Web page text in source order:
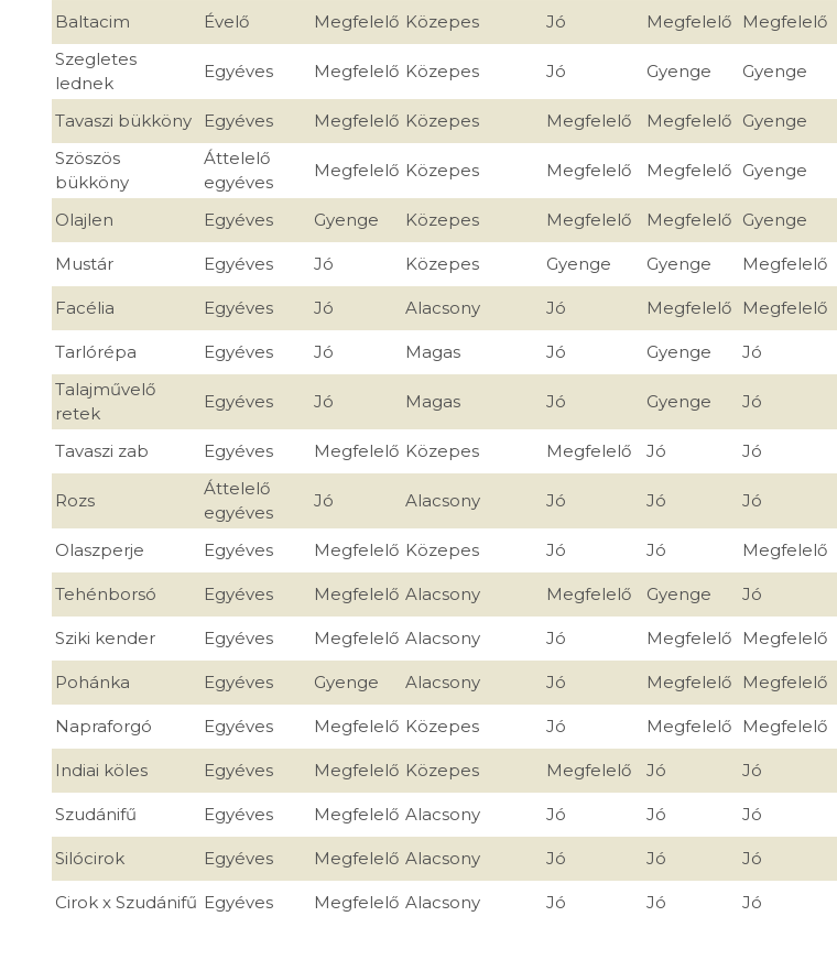
Baltacim Évelő Megfelelő Közepes Jó Megfelelő Megfelelő
Szegletes
lednek
Egyéves Megfelelő Közepes Jó Gyenge Gyenge
Tavaszi bükköny Egyéves Megfelelő Közepes Megfelelő Megfelelő Gyenge
Szöszös
bükköny
Áttelelő
egyéves
Megfelelő Közepes Megfelelő Megfelelő Gyenge
Olajlen Egyéves Gyenge Közepes Megfelelő Megfelelő Gyenge
Mustár Egyéves Jó Közepes Gyenge Gyenge Megfelelő
Facélia Egyéves Jó Alacsony Jó Megfelelő Megfelelő
Tarlórépa Egyéves Jó Magas Jó Gyenge Jó
Talajművelő
retek
Egyéves Jó Magas Jó Gyenge Jó
Tavaszi zab Egyéves Megfelelő Közepes Megfelelő Jó Jó
Rozs
Áttelelő
egyéves
Jó Alacsony Jó Jó Jó
Olaszperje Egyéves Megfelelő Közepes Jó Jó Megfelelő
Tehénborsó Egyéves Megfelelő Alacsony Megfelelő Gyenge Jó
Sziki kender Egyéves Megfelelő Alacsony Jó Megfelelő Megfelelő
Pohánka Egyéves Gyenge Alacsony Jó Megfelelő Megfelelő
Napraforgó Egyéves Megfelelő Közepes Jó Megfelelő Megfelelő
Indiai köles Egyéves Megfelelő Közepes Megfelelő Jó Jó
Szudánifű Egyéves Megfelelő Alacsony Jó Jó Jó
Silócirok Egyéves Megfelelő Alacsony Jó Jó Jó
Cirok x Szudánifű Egyéves Megfelelő Alacsony Jó Jó Jó